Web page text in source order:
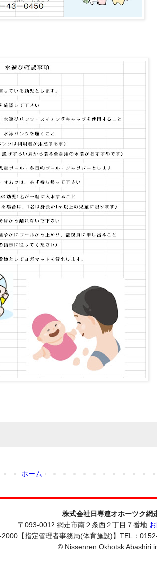
ホーム
株式会社日専連オホーツク網
〒093-0012 網走市南２条西２丁目７番地
【指定管理者事務局(体育施設)】TEL：
© Nissenren Okhotsk Abashiri